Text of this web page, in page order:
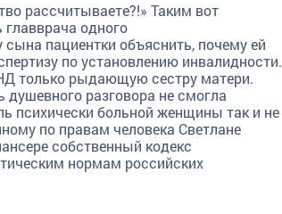
рассчитываете?!» Таким вот
одного
сына пациентки объяснить, почему ей
по установлению инвалидности.
только рыдающую сестру матери.
разговора не смогла
психически больной женщины так и не
по правам человека Светлане
собственный кодекс
нормам российских